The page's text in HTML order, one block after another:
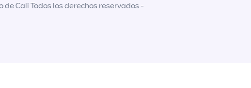
Cali Todos los derechos reservados -